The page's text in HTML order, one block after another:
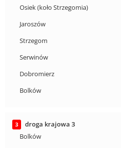
Osiek (koło Strzegomia)
Jaroszów
Strzegom
Serwinów
Dobromierz
Bolków
3
droga krajowa 3
Bolków